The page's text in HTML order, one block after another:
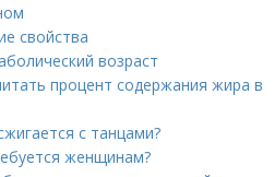
свойства
возраст
процент содержания жира в
с танцами?
женщинам?